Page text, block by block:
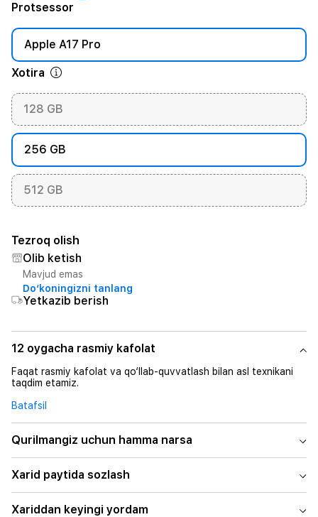
Protsessor
Apple A17 Pro
Xotira
128 GB
256 GB
512 GB
Tezroq olish
Olib ketish
Mavjud emas
Do‘koningizni tanlang
Yetkazib berish
12 oygacha rasmiy kafolat
Faqat rasmiy kafolat va qo‘llab-quvvatlash bilan asl texnikani
taqdim etamiz.
Batafsil
Qurilmangiz uchun hamma narsa
Xarid paytida sozlash
Xariddan keyingi yordam